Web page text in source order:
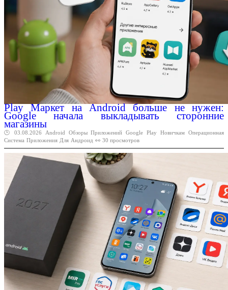
Play Маркет на Android больше не нужен:
Google начала выкладывать сторонние
магазины
🕑 03.08.2026 Android Обзоры Приложений Google Play Новичкам Операционная
Система Приложения Для Андроид 👀 30 просмотров